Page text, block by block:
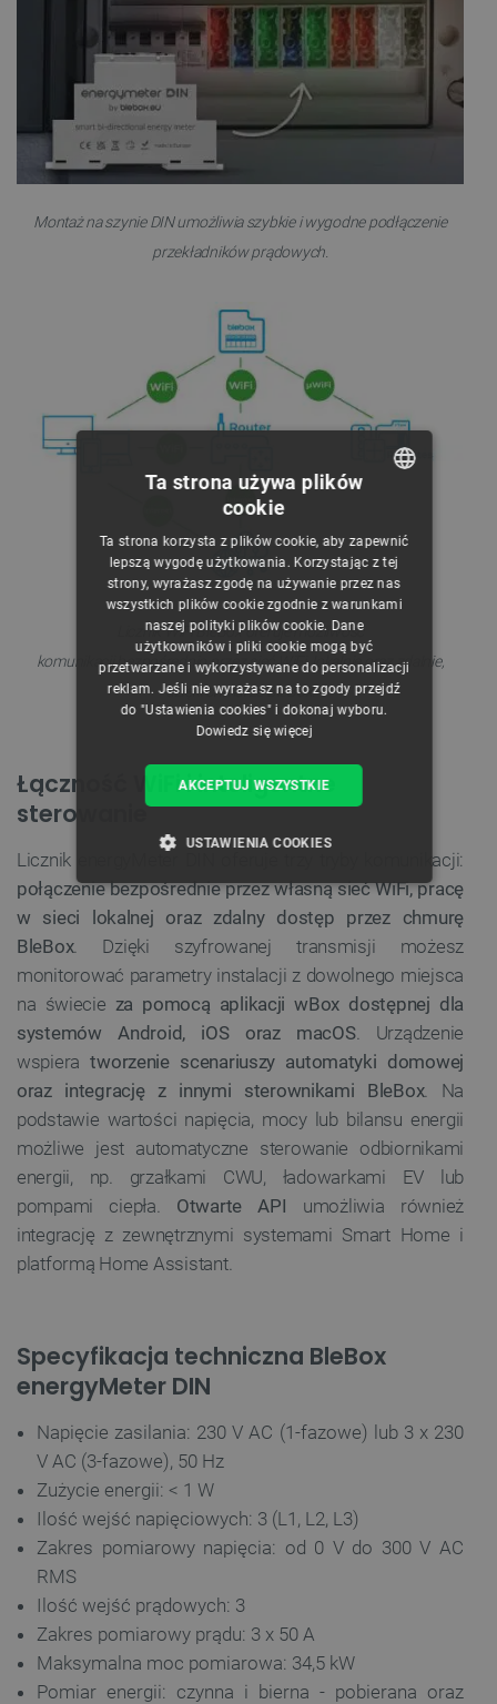
Montaż na szynie DIN umożliwia szybkie i wygodne podłączenie
przekładników prądowych.
Licznik WiFi BleBox oferuje możliwość
komunikacji bezpośrednio przez sieć WiFi, lokalnie oraz zdalnie,
dzięki chmurze BleBox.
Łączność WiFi i inteligentne
sterowanie
Licznik energyMeter DIN oferuje trzy tryby komunikacji:
połączenie bezpośrednie przez własną sieć WiFi, pracę
w sieci lokalnej oraz zdalny dostęp przez chmurę
BleBox. Dzięki szyfrowanej transmisji możesz
monitorować parametry instalacji z dowolnego miejsca
na świecie za pomocą aplikacji wBox dostępnej dla
systemów Android, iOS oraz macOS. Urządzenie
wspieratworzenie scenariuszy automatyki domowej
oraz integrację z innymi sterownikami BleBox. Na
podstawie wartości napięcia, mocy lub bilansu energii
możliwe jest automatyczne sterowanie odbiornikami
energii, np. grzałkami CWU, ładowarkami EV lub
pompami ciepła. Otwarte API umożliwia również
integrację z zewnętrznymi systemami Smart Home i
platformą Home Assistant.
Specyfikacja techniczna BleBox
energyMeter DIN
Napięcie zasilania: 230 V AC (1-fazowe) lub 3 x 230
V AC (3-fazowe), 50 Hz
Zużycie energii: < 1 W
Ilość wejść napięciowych: 3 (L1, L2, L3)
Zakres pomiarowy napięcia: od 0 V do 300 V AC
RMS
Ilość wejść prądowych: 3
Zakres pomiarowy prądu: 3 x 50 A
Maksymalna moc pomiarowa: 34,5 kW
Pomiar energii: czynna i bierna - pobierana oraz
CZECH
ENGLISH
GERMAN
Ta strona używa plików
cookie
Ta strona korzysta z plików cookie, aby zapewnić
lepszą wygodę użytkowania. Korzystając z tej
strony, wyrażasz zgodę na używanie przez nas
wszystkich plików cookie zgodnie z warunkami
naszej polityki plików cookie. Dane
użytkowników i pliki cookie mogą być
przetwarzane i wykorzystywane do personalizacji
reklam. Jeśli nie wyrażasz na to zgody przejdź
do "Ustawienia cookies" i dokonaj wyboru.
Dowiedz się więcej
AKCEPTUJ WSZYSTKIE
USTAWIENIA COOKIES
NIEZBĘDNE WYDAJNOŚĆ
TARGETOWANIE
FUNKCJONALNOŚĆ
Niezbędne Wydajność Targetowanie
Funkcjonalność
Niezbędne pliki cookie umożliwiają korzystanie z
podstawowych funkcji strony internetowej, takich
jak logowanie użytkownika i zarządzanie kontem.
Bez niezbędnych plików cookie nie można
prawidłowo korzystać ze strony internetowej.
Polityce prywatności Google